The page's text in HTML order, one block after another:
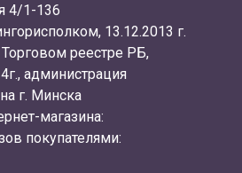
4/1-136
13.12.2013 г.
реестре РБ,
администрация
г. Минска
магазина:
покупателями: